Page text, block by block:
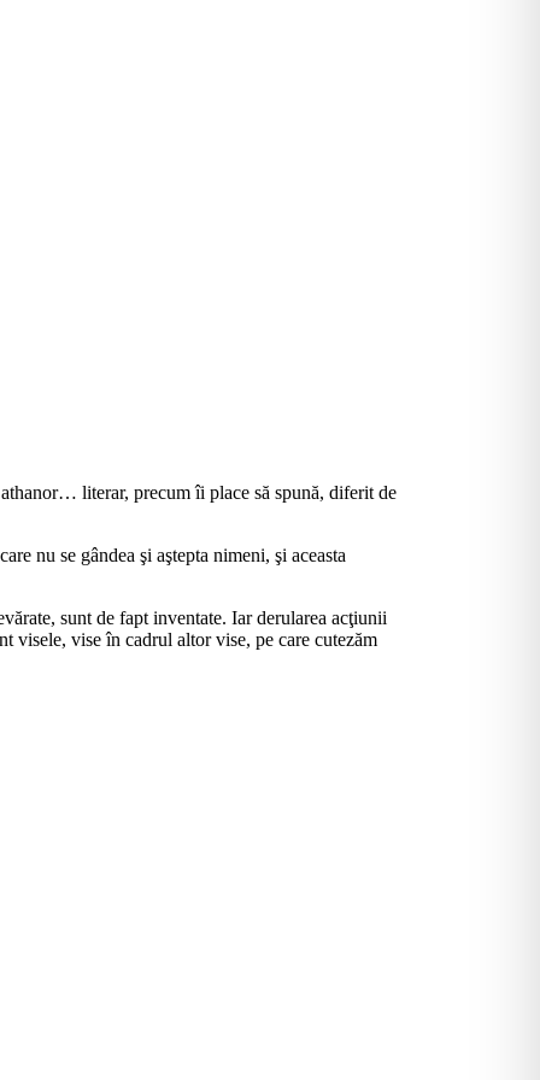
literar, precum îi place să spună, diferit de
nu se gândea şi aştepta nimeni, şi aceasta
sunt de fapt inventate. Iar derularea acţiunii
visele, vise în cadrul altor vise, pe care cutezăm